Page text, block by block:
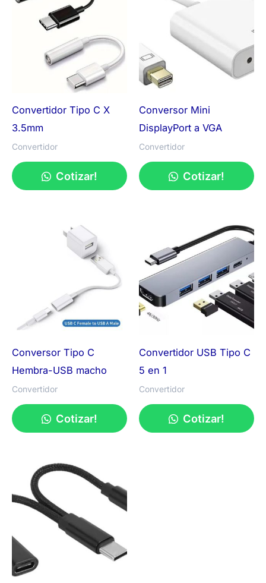
Convertidor Tipo C X
3.5mm
Convertidor
Cotizar!
Conversor Mini
DisplayPort a VGA
Convertidor
Cotizar!
Conversor Tipo C
Hembra-USB macho
Convertidor
Cotizar!
Convertidor USB Tipo C
5 en 1
Convertidor
Cotizar!